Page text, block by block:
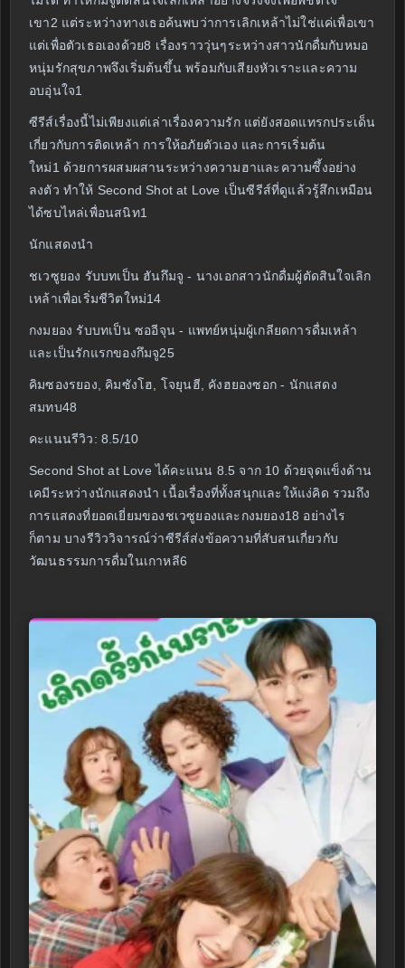
เขา2 แต่ระหว่างทางเธอค้นพบว่าการเลิกเหล้าไม่ใช่แค่เพื่อเขา
แต่เพื่อตัวเธอเองด้วย8 เรื่องราววุ่นๆระหว่างสาวนักดื่มกับหมอ
หนุ่มรักสุขภาพจึงเริ่มต้นขึ้น พร้อมกับเสียงหัวเราะและความ
อบอุ่นใจ1
ซีรีส์เรื่องนี้ไม่เพียงแต่เล่าเรื่องความรัก แต่ยังสอดแทรกประเด็น
เกี่ยวกับการติดเหล้า การให้อภัยตัวเอง และการเริ่มต้น
ใหม่1 ด้วยการผสมผสานระหว่างความฮาและความซึ้งอย่าง
ลงตัว ทำให้ Second Shot at Love เป็นซีรีส์ที่ดูแล้วรู้สึกเหมือน
ได้ซบไหล่เพื่อนสนิท1
นักแสดงนำ
ชเวซูยอง รับบทเป็น ฮันกึมจู - นางเอกสาวนักดื่มผู้ตัดสินใจเลิก
เหล้าเพื่อเริ่มชีวิตใหม่14
กงมยอง รับบทเป็น ซออีจุน - แพทย์หนุ่มผู้เกลียดการดื่มเหล้า
และเป็นรักแรกของกึมจู25
คิมซองรยอง, คิมซังโฮ, โจยุนฮี, คังฮยองซอก - นักแสดง
สมทบ48
คะแนนรีวิว: 8.5/10
Second Shot at Love ได้คะแนน 8.5 จาก 10 ด้วยจุดแข็งด้าน
เคมีระหว่างนักแสดงนำ เนื้อเรื่องที่ทั้งสนุกและให้แง่คิด รวมถึง
การแสดงที่ยอดเยี่ยมของชเวซูยองและกงมยอง18 อย่างไร
ก็ตาม บางรีวิววิจารณ์ว่าซีรีส์ส่งข้อความที่สับสนเกี่ยวกับ
วัฒนธรรมการดื่มในเกาหลี6